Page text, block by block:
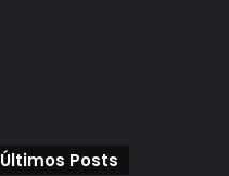
Últimos Posts